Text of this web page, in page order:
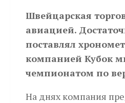
Швейцарская
авиацией.
поставлял
компанией Кубок
чемпионатом по
На днях компания